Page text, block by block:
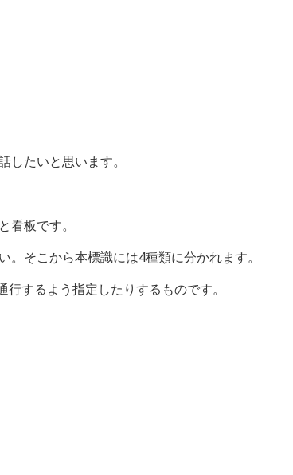
たいと思います。
板です。
そこから本標識には4種類に分かれます。
するよう指定したりするものです。